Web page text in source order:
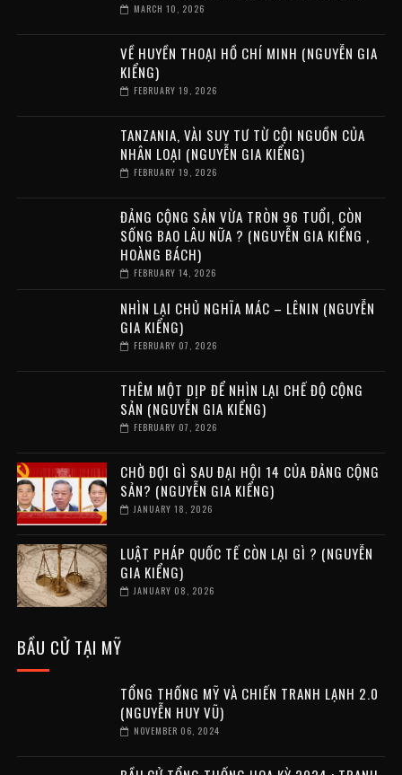
MARCH 10, 2026
VỀ HUYỀN THOẠI HỒ CHÍ MINH (NGUYỄN GIA
KIỂNG)
FEBRUARY 19, 2026
TANZANIA, VÀI SUY TƯ TỪ CỘI NGUỒN CỦA
NHÂN LOẠI (NGUYỄN GIA KIỂNG)
FEBRUARY 19, 2026
ĐẢNG CỘNG SẢN VỪA TRÒN 96 TUỔI, CÒN
SỐNG BAO LÂU NỮA ? (NGUYỄN GIA KIỂNG ,
HOÀNG BÁCH)
FEBRUARY 14, 2026
NHÌN LẠI CHỦ NGHĨA MÁC – LÊNIN (NGUYỄN
GIA KIỂNG)
FEBRUARY 07, 2026
THÊM MỘT DỊP ĐỂ NHÌN LẠI CHẾ ĐỘ CỘNG
SẢN (NGUYỄN GIA KIỂNG)
FEBRUARY 07, 2026
CHỜ ĐỢI GÌ SAU ĐẠI HỘI 14 CỦA ĐẢNG CỘNG
SẢN? (NGUYỄN GIA KIỂNG)
JANUARY 18, 2026
LUẬT PHÁP QUỐC TẾ CÒN LẠI GÌ ? (NGUYỄN
GIA KIỂNG)
JANUARY 08, 2026
BẦU CỬ TẠI MỸ
TỔNG THỐNG MỸ VÀ CHIẾN TRANH LẠNH 2.0
(NGUYỄN HUY VŨ)
NOVEMBER 06, 2024